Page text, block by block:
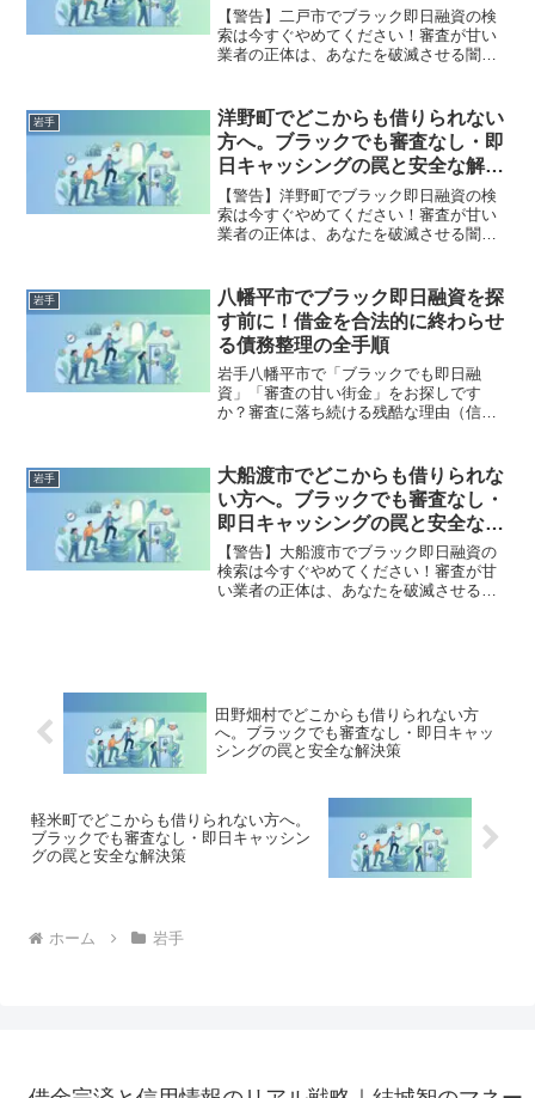
策
【警告】二戸市でブラック即日融資の検
索は今すぐやめてください！審査が甘い
業者の正体は、あなたを破滅させる闇金
市で違法業者を避け、借金地獄から抜け
出した方々の実体験と確実な解決策を完
全公開。
岩手
洋野町でどこからも借りられない
方へ。ブラックでも審査なし・即
日キャッシングの罠と安全な解決
策
【警告】洋野町でブラック即日融資の検
索は今すぐやめてください！審査が甘い
業者の正体は、あなたを破滅させる闇金
町で違法業者を避け、借金地獄から抜け
出した方々の実体験と確実な解決策を完
全公開。
岩手
八幡平市でブラック即日融資を探
す前に！借金を合法的に終わらせ
る債務整理の全手順
岩手八幡平市で「ブラックでも即日融
資」「審査の甘い街金」をお探しです
か？審査に落ち続ける残酷な理由（信用
まで徹底解説。多重債務の地獄から抜け
出し、合法的に借金を減額・免除する
「債務整理」の正しい知識と、今すぐ督
促を止める無料相談窓口をご案内しま
す。
岩手
大船渡市でどこからも借りられな
い方へ。ブラックでも審査なし・
即日キャッシングの罠と安全な解
決策
【警告】大船渡市でブラック即日融資の
検索は今すぐやめてください！審査が甘
い業者の正体は、あなたを破滅させる闇
田野畑村でどこからも借りられない方
へ。ブラックでも審査なし・即日キャッ
シングの罠と安全な解決策
軽米町でどこからも借りられない方へ。
ブラックでも審査なし・即日キャッシン
グの罠と安全な解決策
ホーム 岩手